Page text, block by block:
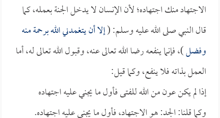
الاجتهاد منك اجتهاده؛ لأن الإنسان لا يدخل الجنة بعمله، كما
قال النبي صلى الله عليه وسلم: (إلا أن يتغمدني الله برحمة منه
وفضل)، فإنما ينفعه رضا الله تعالى عنه، وقبول الله تعالى له، أما
العمل بذاته فلا ينفع، وكما قيل:
إذا لم يكن عون من الله للفتى فأول ما يجني عليه اجتهاده
وكما قلنا: الجد: هو الاجتهاد، فأول ما يجني عليه اجتهاده.